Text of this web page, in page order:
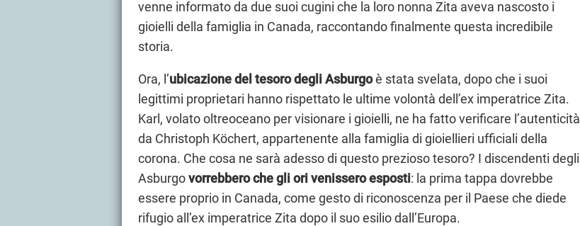
venne informato da due suoi cugini che la loro nonna Zita aveva nascosto i
gioielli della famiglia in Canada, raccontando finalmente questa incredibile
storia.
Ora, l’ubicazione del tesoro degli Asburgoè stata svelata, dopo che i suoi
legittimi proprietari hanno rispettato le ultime volontà dell’ex imperatrice Zita.
Karl, volato oltreoceano per visionare i gioielli, ne ha fatto verificare l’autenticità
da Christoph Köchert, appartenente alla famiglia di gioiellieri ufficiali della
corona. Che cosa ne sarà adesso di questo prezioso tesoro? I discendenti degli
Asburgovorrebbero che gli ori venissero esposti: la prima tappa dovrebbe
essere proprio in Canada, come gesto di riconoscenza per il Paese che diede
rifugio all’ex imperatrice Zita dopo il suo esilio dall’Europa.